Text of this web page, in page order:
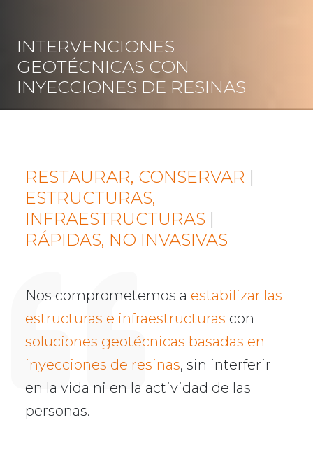
INTERVENCIONES
GEOTÉCNICAS CON
INYECCIONES DE RESINAS
RESTAURAR, CONSERVAR |
ESTRUCTURAS,
INFRAESTRUCTURAS |
RÁPIDAS, NO INVASIVAS
Nos comprometemos a estabilizar las
estructuras e infraestructuras con
soluciones geotécnicas basadas en
inyecciones de resinas, sin interferir
en la vida ni en la actividad de las
personas.